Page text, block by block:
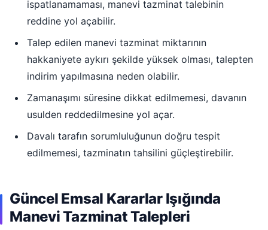
ispatlanamaması, manevi tazminat talebinin
reddine yol açabilir.
Talep edilen manevi tazminat miktarının
hakkaniyete aykırı şekilde yüksek olması, talepten
indirim yapılmasına neden olabilir.
Zamanaşımı süresine dikkat edilmemesi, davanın
usulden reddedilmesine yol açar.
Davalı tarafın sorumluluğunun doğru tespit
edilmemesi, tazminatın tahsilini güçleştirebilir.
Güncel Emsal Kararlar Işığında
Manevi Tazminat Talepleri